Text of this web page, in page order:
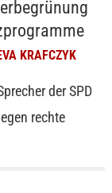
KRAFCZYK
der SPD
rechte